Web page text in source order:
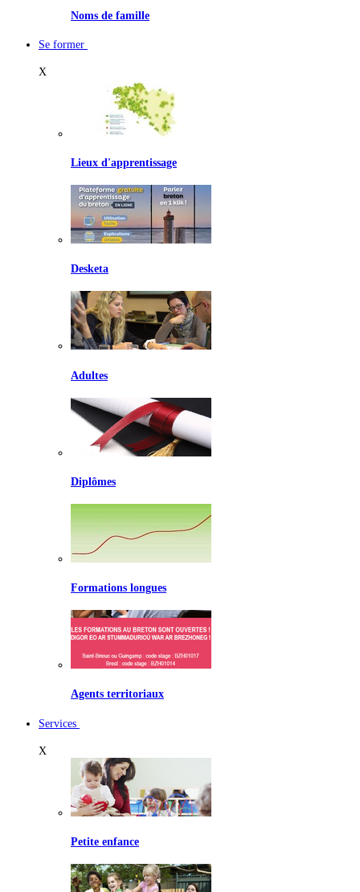
Noms de famille
Se former
X
Lieux d'apprentissage
Desketa
Adultes
Diplômes
Formations longues
Agents territoriaux
Services
X
Petite enfance